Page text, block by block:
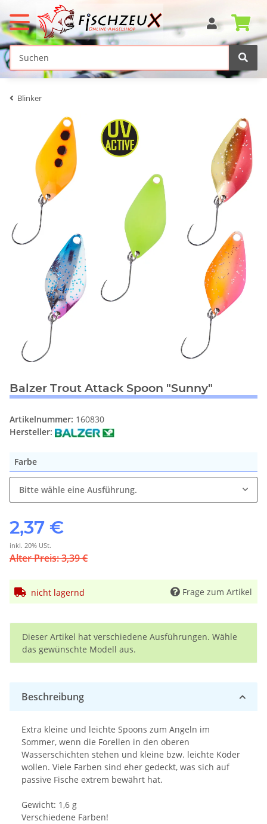
Blinker
Balzer Trout Attack Spoon "Sunny"
Artikelnummer: 160830
Hersteller:
Farbe
Bitte wähle eine Ausführung.
2,37 €
inkl. 20% USt.
Alter Preis: 3,39 €
nicht lagernd Frage zum Artikel
x
Dieser Artikel hat verschiedene Ausführungen. Wähle
das gewünschte Modell aus.
Beschreibung
Extra kleine und leichte Spoons zum Angeln im
Sommer, wenn die Forellen in den oberen
Wasserschichten stehen und kleine bzw. leichte Köder
wollen. Viele Farben sind eher gedeckt, was sich auf
passive Fische extrem bewährt hat.
Gewicht: 1,6 g
Verschiedene Farben!